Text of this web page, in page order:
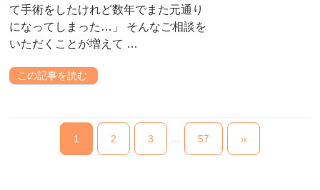
て手術をしたけれど数年でまた元通り
になってしまった…」 そんなご相談を
いただくことが増えて …
この記事を読む
1 2 3 … 57 »